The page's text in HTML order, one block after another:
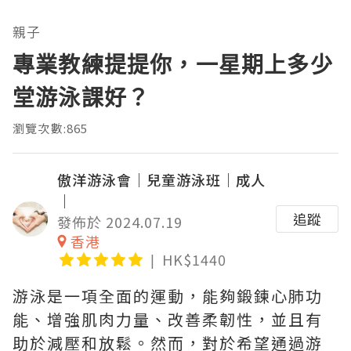
親子
專業教練提提你，一星期上多少
堂游泳課好？
瀏覽次數:865
傲洋游泳會｜兒童游泳班｜成人
｜
發佈於 2024.07.19
香港
HK$1440
追蹤
游泳是一項全面的運動，能夠鍛鍊心肺功
能、增強肌肉力量、改善柔韌性，並且有
助於減壓和放鬆。然而，對於希望通過游